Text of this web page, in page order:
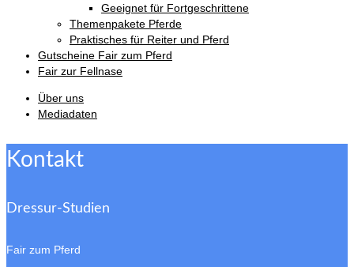
Geeignet für Fortgeschrittene
Themenpakete Pferde
Praktisches für Reiter und Pferd
Gutscheine Fair zum Pferd
Fair zur Fellnase
Über uns
Mediadaten
Kontakt
Dressur-Studien
Fair zum Pferd